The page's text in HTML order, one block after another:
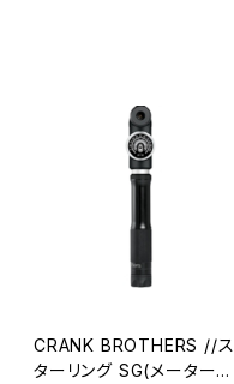
CRANK BROTHERS //ス
ターリング SG(メーター付)